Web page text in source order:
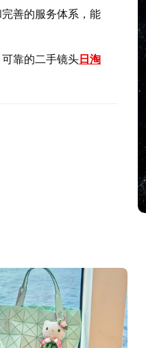
善的服务体系，能
靠的二手镜头日淘